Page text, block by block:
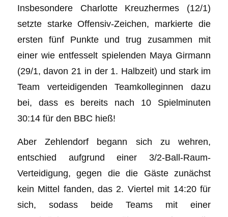
Insbesondere Charlotte Kreuzhermes (12/1)
setzte starke Offensiv-Zeichen, markierte die
ersten fünf Punkte und trug zusammen mit
einer wie entfesselt spielenden Maya Girmann
(29/1, davon 21 in der 1. Halbzeit) und stark im
Team verteidigenden Teamkolleginnen dazu
bei, dass es bereits nach 10 Spielminuten
30:14 für den BBC hieß!
Aber Zehlendorf begann sich zu wehren,
entschied aufgrund einer 3/2-Ball-Raum-
Verteidigung, gegen die die Gäste zunächst
kein Mittel fanden, das 2. Viertel mit 14:20 für
sich, sodass beide Teams mit einer